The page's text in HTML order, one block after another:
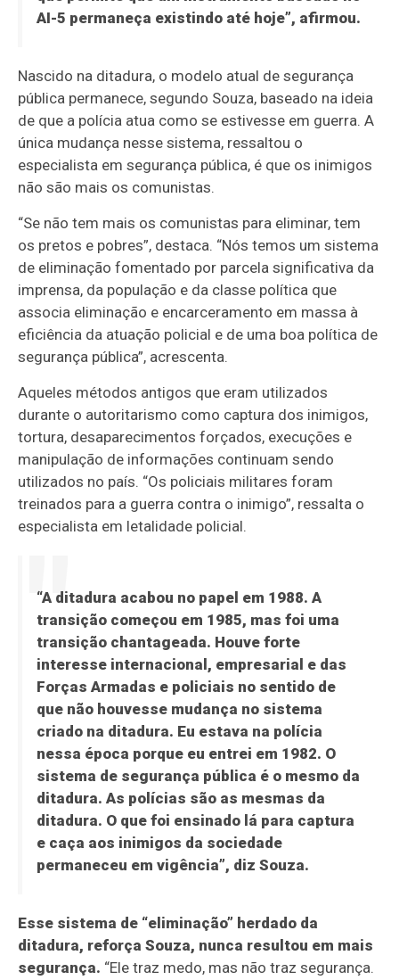
AI-5 permaneça existindo até hoje”, afirmou.
Nascido na ditadura, o modelo atual de segurança
pública permanece, segundo Souza, baseado na ideia
de que a polícia atua como se estivesse em guerra. A
única mudança nesse sistema, ressaltou o
especialista em segurança pública, é que os inimigos
não são mais os comunistas.
“Se não tem mais os comunistas para eliminar, tem
os pretos e pobres”, destaca. “Nós temos um sistema
de eliminação fomentado por parcela significativa da
imprensa, da população e da classe política que
associa eliminação e encarceramento em massa à
eficiência da atuação policial e de uma boa política de
segurança pública”, acrescenta.
Aqueles métodos antigos que eram utilizados
durante o autoritarismo como captura dos inimigos,
tortura, desaparecimentos forçados, execuções e
manipulação de informações continuam sendo
utilizados no país. “Os policiais militares foram
treinados para a guerra contra o inimigo”, ressalta o
especialista em letalidade policial.
“A ditadura acabou no papel em 1988. A
transição começou em 1985, mas foi uma
transição chantageada. Houve forte
interesse internacional, empresarial e das
Forças Armadas e policiais no sentido de
que não houvesse mudança no sistema
criado na ditadura. Eu estava na polícia
nessa época porque eu entrei em 1982. O
sistema de segurança pública é o mesmo da
ditadura. As polícias são as mesmas da
ditadura. O que foi ensinado lá para captura
e caça aos inimigos da sociedade
permaneceu em vigência”, diz Souza.
Esse sistema de “eliminação” herdado da
ditadura, reforça Souza, nunca resultou em mais
segurança. “Ele traz medo, mas não traz segurança.